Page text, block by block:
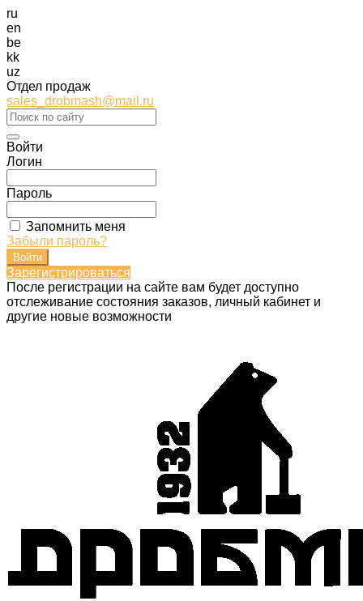
ru
en
be
kk
uz
Отдел продаж
sales_drobmash@mail.ru
Войти
Логин
Пароль
Запомнить меня
Забыли пароль?
Зарегистрироваться
После регистрации на сайте вам будет доступно
отслеживание состояния заказов, личный кабинет и
другие новые возможности